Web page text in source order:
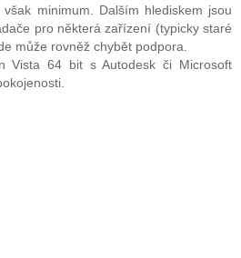
minimum. Dalším hlediskem jsou
pro některá zařízení (typicky staré
může rovněž chybět podpora.
Vista 64 bit s Autodesk či Microsoft